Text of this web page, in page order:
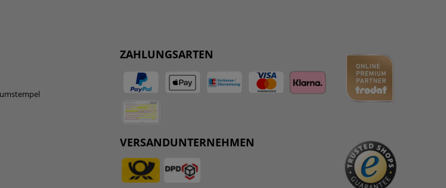
ZAHLUNGSARTEN
VERSANDUNTERNEHMEN